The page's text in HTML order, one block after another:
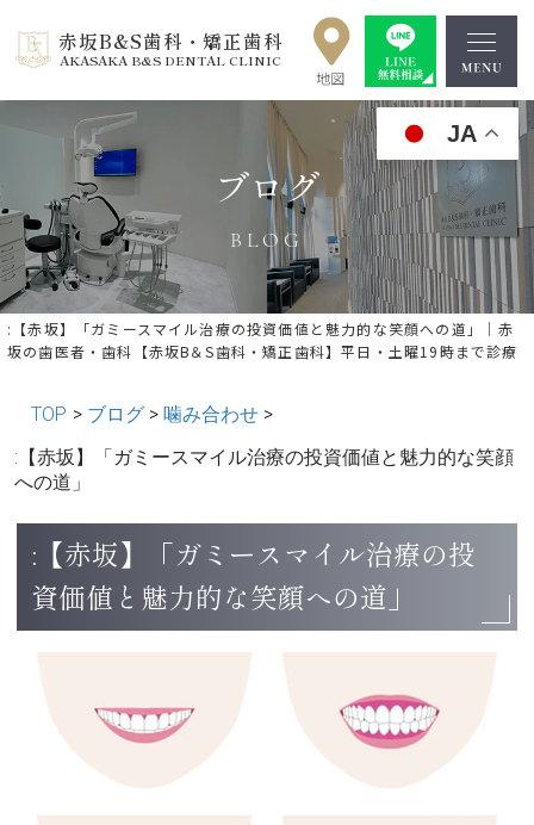
赤坂B&S歯科・矯正歯科
AKASAKA B&S DENTAL CLINIC
JA
ブログ
BLOG
:【赤坂】「ガミースマイル治療の投資価値と魅力的な笑顔への道」｜赤
坂の歯医者・歯科【赤坂B＆S歯科・矯正歯科】平日・土曜19時まで診療
TOP > ブログ > 噛み合わせ >
:【赤坂】「ガミースマイル治療の投資価値と魅力的な笑顔
への道」
« 前の記事へ │記事一覧│ 次の記事へ »
:【赤坂】「ガミースマイル治療の投
資価値と魅力的な笑顔への道」